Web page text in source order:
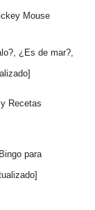
Mouse
¿Es de mar?,
Recetas
para